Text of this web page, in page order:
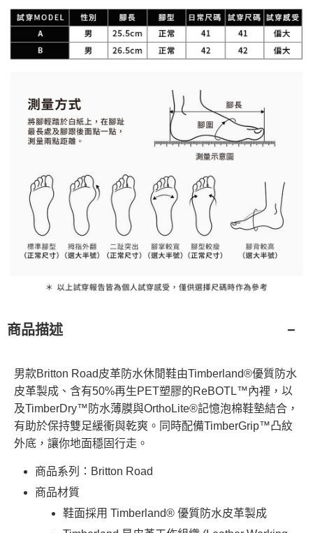
商品描述
男款Britton Road皮革防水休閒鞋由Timberland®優質防水
皮革製成、含有50%再生PET塑膠的ReBOTL™內裡，以
及TimberDry™防水薄膜與OrthoLite®記憶泡棉鞋墊結合，
有助於保持雙足緩衝與乾爽。同時配備TimberGrip™凸紋
外底，讓你地面穩固行走。
商品系列：Britton Road
商品材質
鞋面採用 Timberland® 優質防水皮革製成